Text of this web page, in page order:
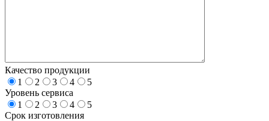
Качество продукции
1
2 3 4
5
Уровень сервиса
1
2 3 4
5
Срок изготовления